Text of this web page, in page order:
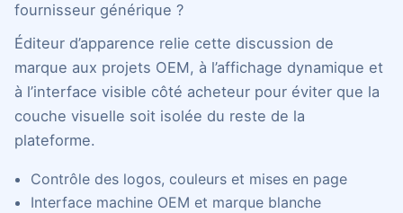
fournisseur générique ?
Éditeur d’apparence relie cette discussion de
marque aux projets OEM, à l’affichage dynamique et
à l’interface visible côté acheteur pour éviter que la
couche visuelle soit isolée du reste de la
plateforme.
Contrôle des logos, couleurs et mises en page
Interface machine OEM et marque blanche